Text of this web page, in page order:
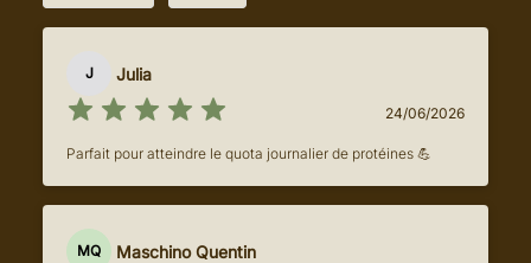
J Julia
24/06/2026
Parfait pour atteindre le quota journalier de protéines 💪
MQ Maschino Quentin